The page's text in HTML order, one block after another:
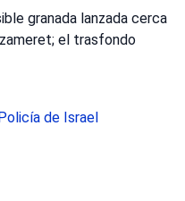
granada lanzada cerca
el trasfondo
de Israel